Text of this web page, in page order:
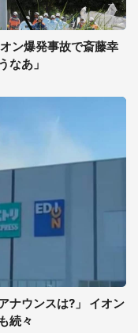
ン爆発事故で斎藤幸
なあ」
ナウンスは?」 イオン
続々